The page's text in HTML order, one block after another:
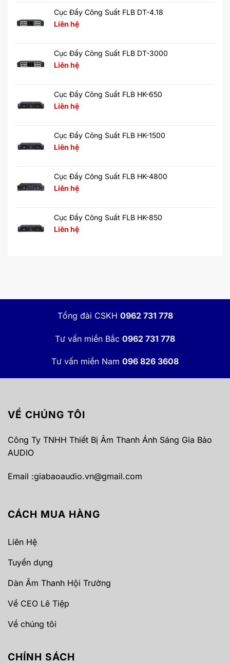
Cục Đẩy Công Suất FLB DT-4.18
Liên hệ
Cục Đẩy Công Suất FLB DT-3000
Liên hệ
Cục Đẩy Công Suất FLB HK-650
Liên hệ
Cục Đẩy Công Suất FLB HK-1500
Liên hệ
Cục Đẩy Công Suất FLB HK-4800
Liên hệ
Cục Đẩy Công Suất FLB HK-850
Liên hệ
Tổng đài CSKH 0962 731 778
Tư vấn miền Bắc 0962 731 778
Tư vấn miền Nam 096 826 3608
VỀ CHÚNG TÔI
Công Ty TNHH Thiết Bị Âm Thanh Ánh Sáng Gia Bảo
AUDIO
Email :giabaoaudio.vn@gmail.com
CÁCH MUA HÀNG
Liên Hệ
Tuyển dụng
Dàn Âm Thanh Hội Trường
Về CEO Lê Tiệp
Về chúng tôi
CHÍNH SÁCH